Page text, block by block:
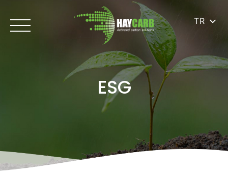
TR
ESG